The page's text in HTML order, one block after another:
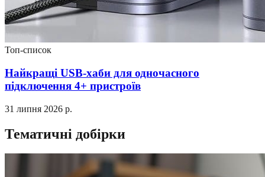
Топ-список
Найкращі USB-хаби для одночасного
підключення 4+ пристроїв
31 липня 2026 р.
Тематичні добірки